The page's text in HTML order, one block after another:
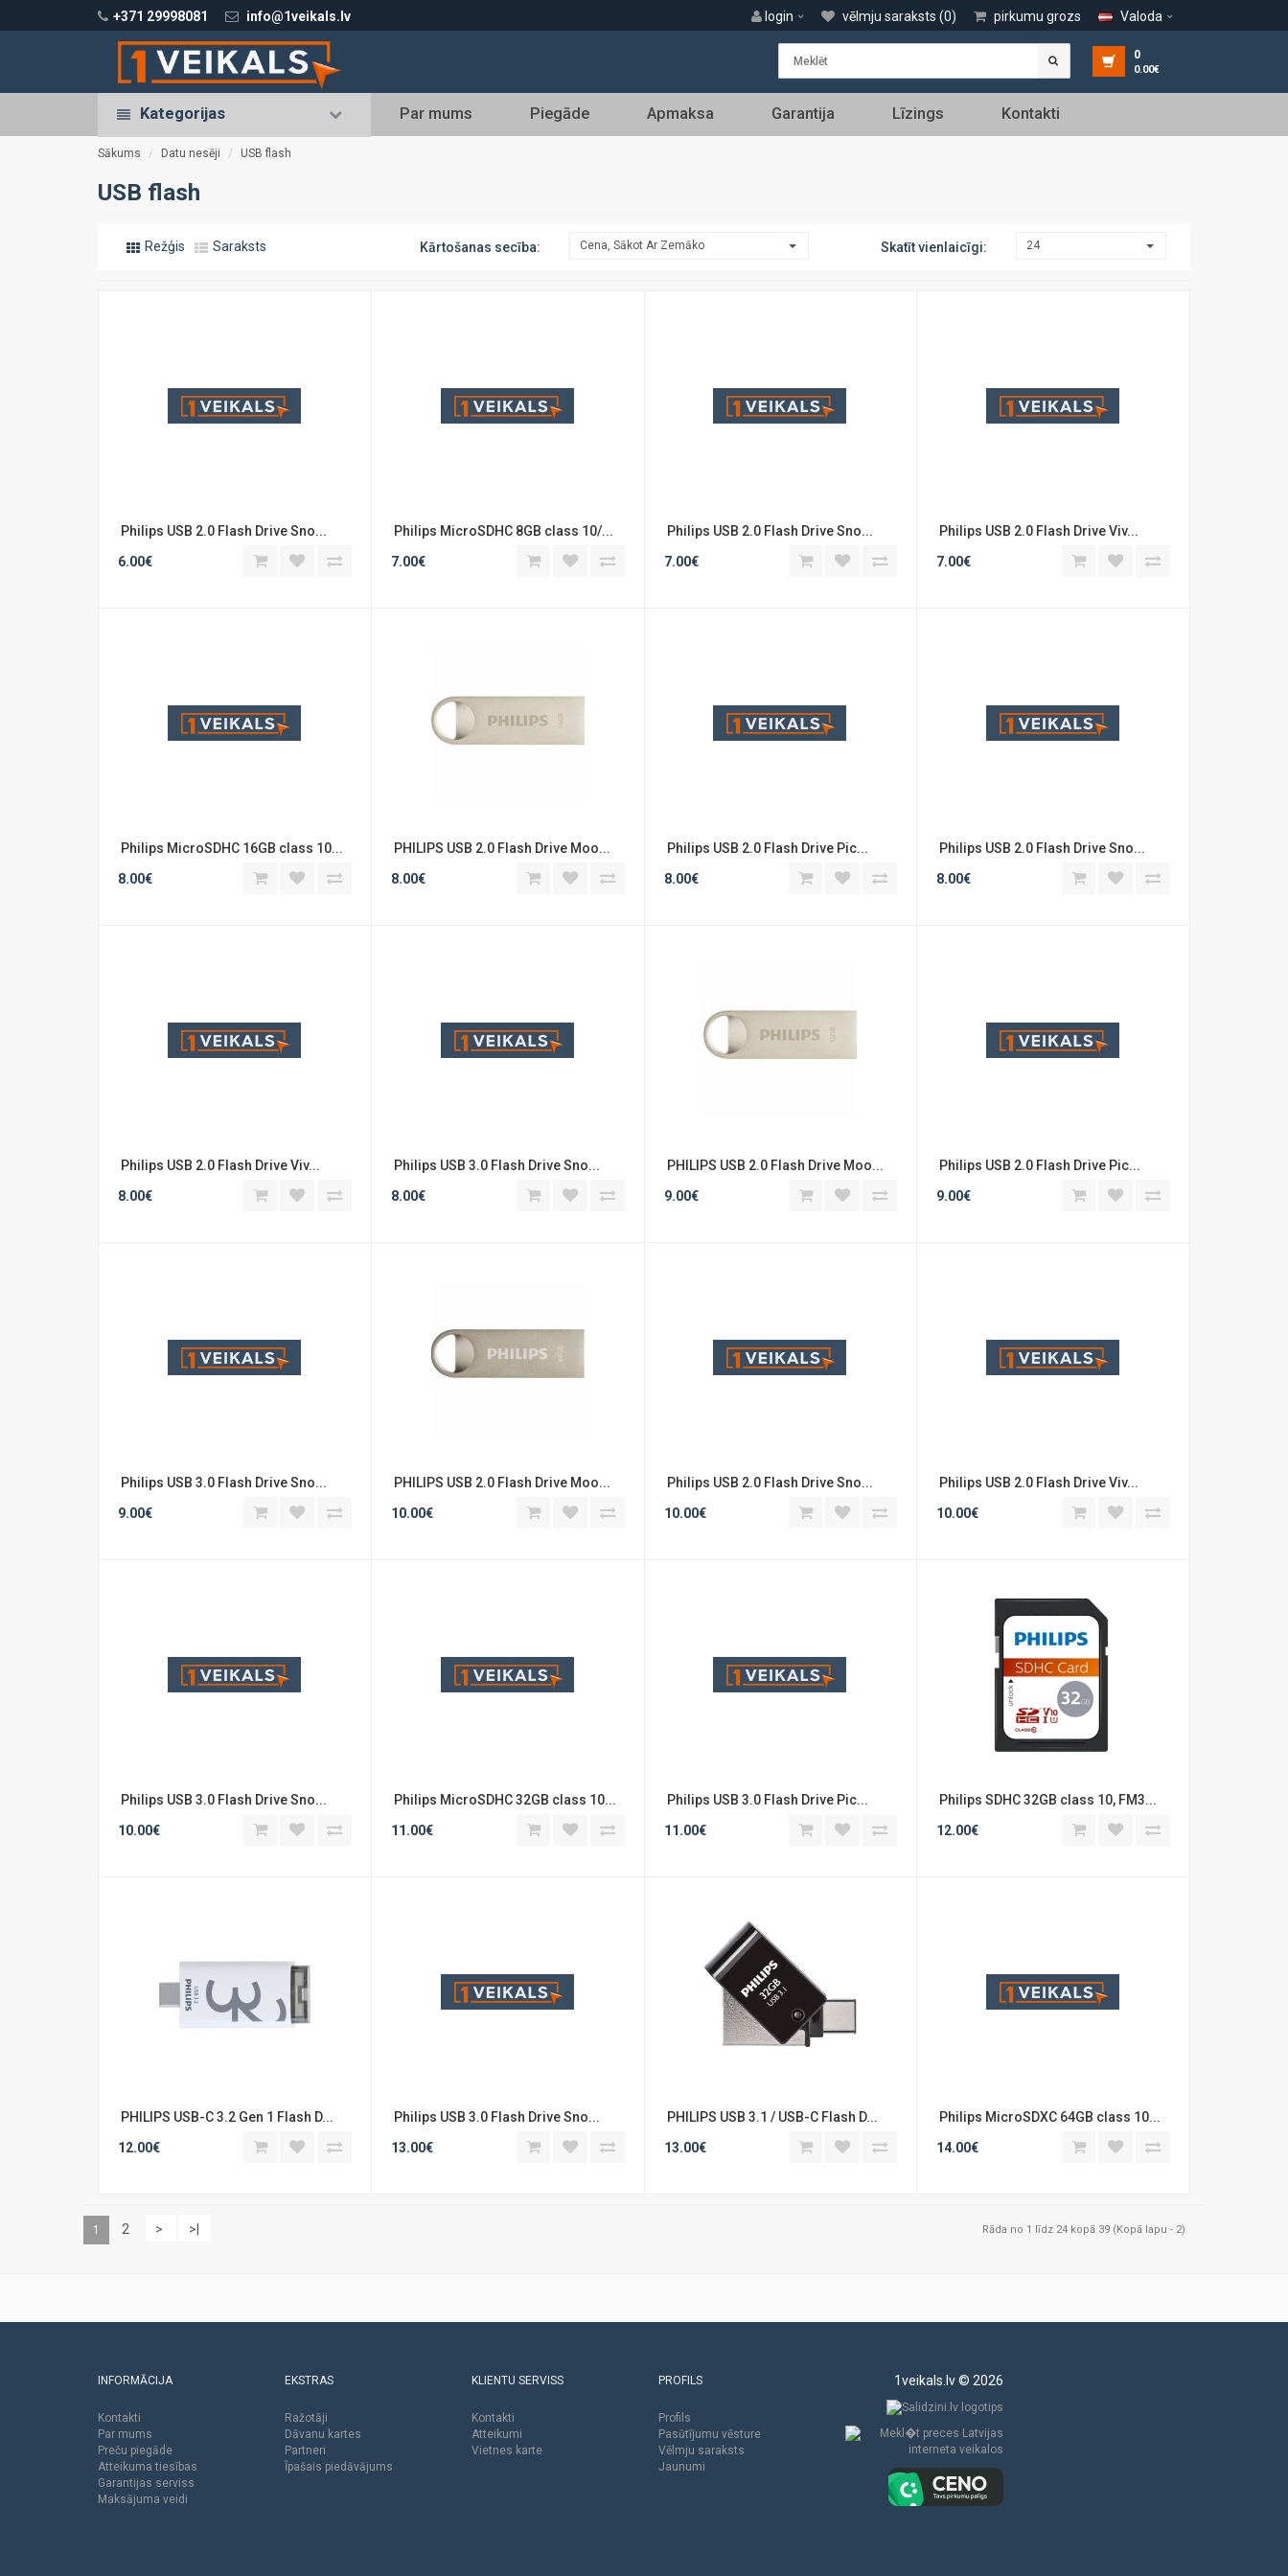
+371 29998081 info@1veikals.lv Valoda
vēlmju saraksts (0) pirkumu grozs
login
0
0.00€
Kategorijas Par mums Piegāde Apmaksa Garantija Līzings Kontakti
Sākums Datu nesēji USB flash
USB flash
Režģis Saraksts Kārtošanas secība: Cena, Sākot Ar Zemāko Skatīt vienlaicīgi: 24
Philips USB 2.0 Flash Drive Sno...
6.00€
Philips MicroSDHC 8GB class 10/...
7.00€
Philips USB 2.0 Flash Drive Sno...
7.00€
Philips USB 2.0 Flash Drive Viv...
7.00€
Philips MicroSDHC 16GB class 10...
8.00€
PHILIPS USB 2.0 Flash Drive Moo...
8.00€
Philips USB 2.0 Flash Drive Pic...
8.00€
Philips USB 2.0 Flash Drive Sno...
8.00€
Philips USB 2.0 Flash Drive Viv...
8.00€
Philips USB 3.0 Flash Drive Sno...
8.00€
PHILIPS USB 2.0 Flash Drive Moo...
9.00€
Philips USB 2.0 Flash Drive Pic...
9.00€
Philips USB 3.0 Flash Drive Sno...
9.00€
PHILIPS USB 2.0 Flash Drive Moo...
10.00€
Philips USB 2.0 Flash Drive Sno...
10.00€
Philips USB 2.0 Flash Drive Viv...
10.00€
Philips USB 3.0 Flash Drive Sno...
10.00€
Philips MicroSDHC 32GB class 10...
11.00€
Philips USB 3.0 Flash Drive Pic...
11.00€
Philips SDHC 32GB class 10, FM3...
12.00€
PHILIPS USB-C 3.2 Gen 1 Flash D...
12.00€
Philips USB 3.0 Flash Drive Sno...
13.00€
PHILIPS USB 3.1 / USB-C Flash D...
13.00€
Philips MicroSDXC 64GB class 10...
14.00€
1 2 > >| Rāda no 1 līdz 24 kopā 39 (Kopā lapu - 2)
INFORMĀCIJA
Kontakti
Par mums
Preču piegāde
Atteikuma tiesības
Garantijas serviss
Maksājuma veidi
EKSTRAS
Ražotāji
Dāvanu kartes
Partneri
Īpašais piedāvājums
KLIENTU SERVISS
Kontakti
Atteikumi
Vietnes karte
PROFILS
Profils
Pasūtījumu vēsture
Vēlmju saraksts
Jaunumi
1veikals.lv © 2026